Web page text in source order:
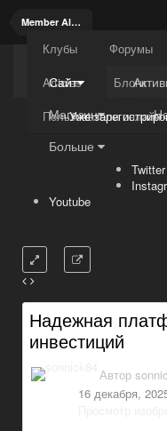
Member Albums
Kuli4kam.net Дружный
Сайт
Клубы Форумы
Articles
Блоги
Пользователи онлайн
Магазин
Больше
Уже
Twitter
Youtube
Надежная
инвестиций
Автор
16 декабря,